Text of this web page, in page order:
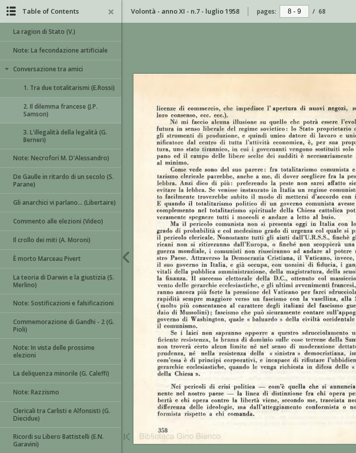
Volontà - anno XI - n.7 - luglio 1958 pages: / 68
Table of Contents
La ragion di Stato (V.)
Note: La fecondazione artificiale
Conversazione tra amici
1. Tra due totalitarismi (E.Rossi)
2. Il dilemma francese (J.P.
Samson)
3. L'illegalità della legalità (G.
Berneri)
Note: Necrofori M. D'Alessandro)
De Gaulle in ritardo di un secolo (S.
Parane)
Gli anarchici vi parlano... (Libertaire)
Commento alle elezioni (Video)
Il crollo dei miti (A. Moroni)
È morto Marceau Pivert
La teoria di Darwin e la giustizia (S.
Merlino)
Note: Sostificazioni e falsificazioni
Commemorazione di Gandhi - 2 (G.
Pioli)
Note: In vista delle prossime
elezioni
La deliquenza minorile (G. Caleffi)
Note: Razzismo
Clericali tra Carlisti e Alfonsisti (G.
Diecidue)
Ricordi su Libero Battistelli (E.N.
Garavini)